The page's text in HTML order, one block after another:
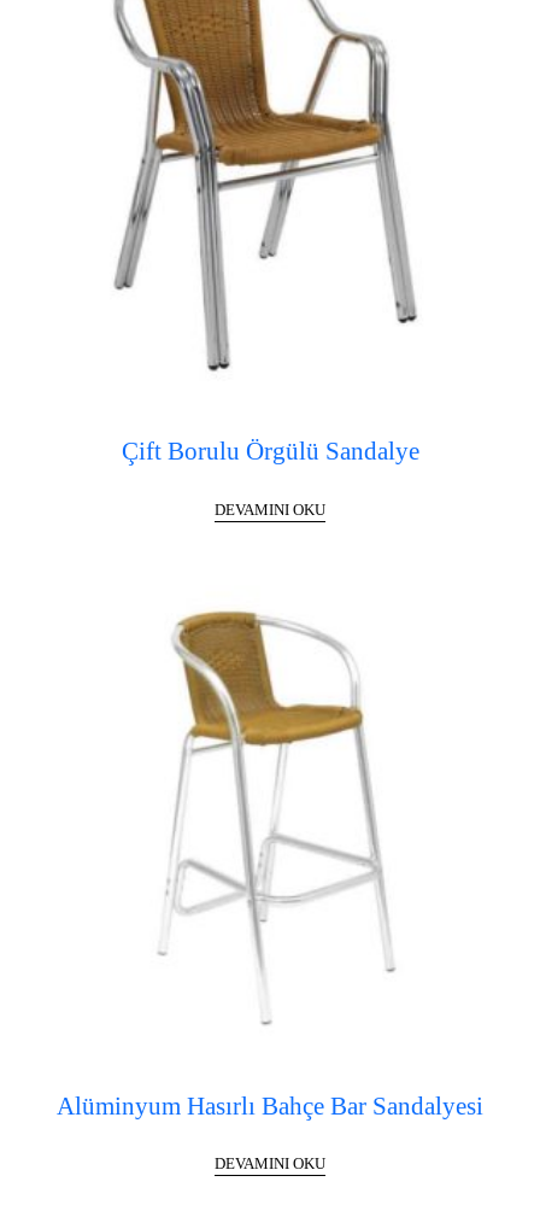
Çift Borulu Örgülü Sandalye
DEVAMINI OKU
Alüminyum Hasırlı Bahçe Bar Sandalyesi
DEVAMINI OKU